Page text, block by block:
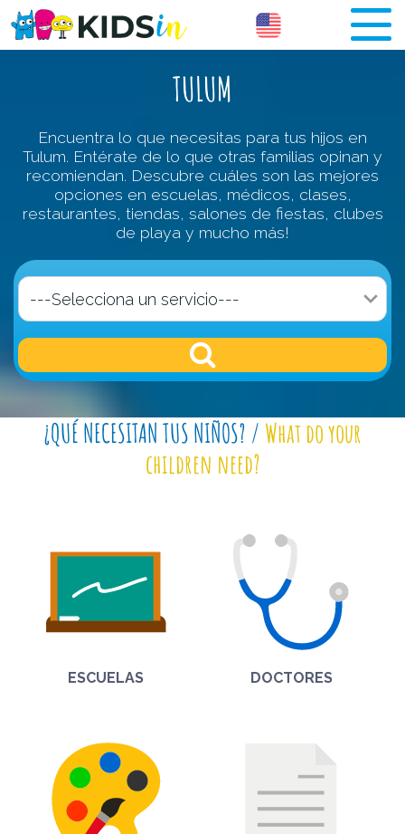
TULUM
Encuentra lo que necesitas para tus hijos en
Tulum. Entérate de lo que otras familias opinan y
recomiendan. Descubre cuáles son las mejores
opciones en escuelas, médicos, clases,
restaurantes, tiendas, salones de fiestas, clubes
de playa y mucho más!
¿QUÉ NECESITAN TUS NIÑOS? / What do your
children need?
ESCUELAS DOCTORES